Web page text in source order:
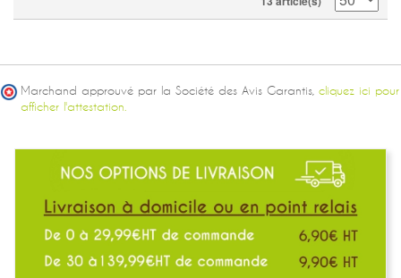
Marchand approuvé par la Société des Avis Garantis, cliquez ici pour
afficher l'attestation.